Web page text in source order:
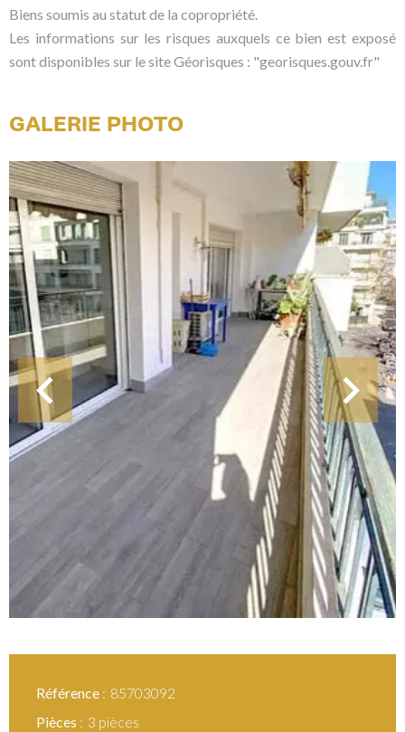
Biens soumis au statut de la copropriété.
Les informations sur les risques auxquels ce bien est exposé
sont disponibles sur le site Géorisques : "georisques.gouv.fr"
GALERIE PHOTO
Référence
85703092
Pièces
3 pièces